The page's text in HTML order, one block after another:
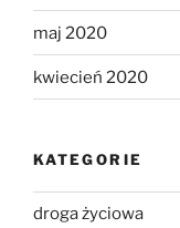
maj 2020
kwiecień 2020
KATEGORIE
droga życiowa